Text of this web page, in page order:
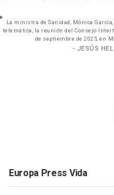
La ministra de Sanidad, Mónica
telemática, la reunión del Consejo
de septiembre de 2025, en
- JESÚS
Europa Press Vida